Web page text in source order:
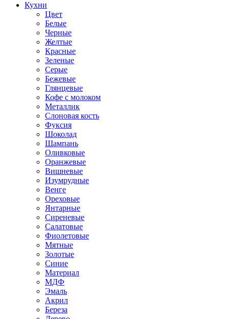
Кухни
Цвет
Белые
Черные
Желтые
Красные
Зеленые
Серые
Бежевые
Глянцевые
Кофе с молоком
Металлик
Слоновая кость
Фуксия
Шоколад
Шампань
Оливковые
Оранжевые
Вишневые
Изумрудные
Венге
Ореховые
Янтарные
Сиреневые
Салатовые
Фиолетовые
Мятные
Золотые
Синие
Материал
МДФ
Эмаль
Акрил
Береза